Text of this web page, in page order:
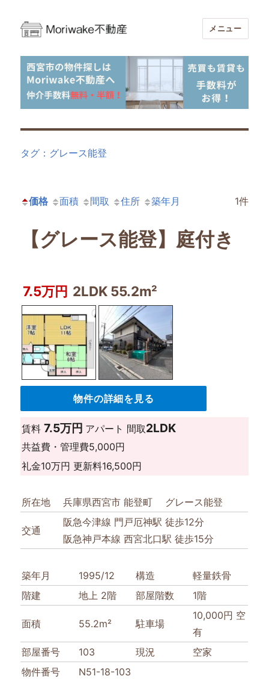
Moriwake不動産-西宮市周辺の不動産
売買・賃貸仲介手数料無料・半額
メニュー
タグ：グレース能登
価格 面積 間取 住所 築年月 1件
【グレース能登】庭付き
7.5万円 2LDK 55.2m²
物件の詳細を見る
賃料 7.5万円 アパート 間取2LDK
共益費・管理費5,000円
礼金10万円 更新料16,500円
所在地 兵庫県西宮市 能登町 グレース能登
交通
阪急今津線 門戸厄神駅 徒歩12分
阪急神戸本線 西宮北口駅 徒歩15分
築年月 1995/12 構造
軽量鉄骨
階建
地上 2階 部屋階数 1階
面積 55.2m² 駐車場
10,000円 空
有
部屋番号
103 現況
空家
物件番号
N51-18-103